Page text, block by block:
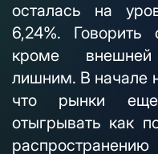
осталась на
6,24%. Говорить
кроме
лишним. В начале
что рынки еще
отыгрывать как